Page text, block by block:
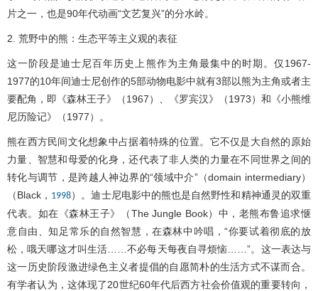
片之一，也是90年代动画“文艺复兴”的分水岭。
2. 荒野中的熊：生态平等主义观的表征
这一阶段是迪士尼百年历史上熊作为主角最集中的时期。仅1967-
1977的10年间迪士尼创作的5部动物电影中就有3部以熊为主角或者主
要配角，即《森林王子》（1967）、《罗宾汉》（1973）和《小熊维
尼历险记》（1977）。
熊在西方民间文化想象中占据着特殊的位置。它不仅是大自然的原始
力量、智慧和母爱的化身，还代表了非人类的力量在不同世界之间的
转化与调节，是跨越人神边界的“领域中介”（domain intermediary）
（Black， 1998）。迪士尼电影中的熊也是自然野性和精神通灵的双重
代表。如在《森林王子》（The Jungle Book）中，老熊布鲁追求惬
意自由、知足常乐的自然智慧，在森林中吟唱，“你要试着彻底的放
松，哦天哪这才叫生活……不必每天每夜自寻烦恼……”。这一表达与
这一历史阶段激进绿色主义者提倡的自愿简朴的生活方式不谋而合。
有学者认为，这体现了20世纪60年代后西方社会价值观的重要转向，